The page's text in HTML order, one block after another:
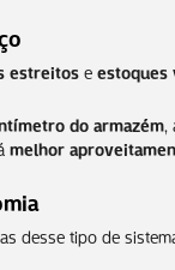
estreitoseestoques
do armazém,
melhor
desse tipo de